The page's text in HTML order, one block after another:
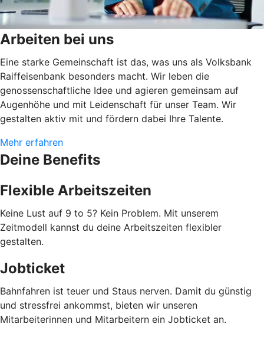
Arbeiten bei uns
Eine starke Gemeinschaft ist das, was uns als Volksbank
Raiffeisenbank besonders macht. Wir leben die
genossenschaftliche Idee und agieren gemeinsam auf
Augenhöhe und mit Leidenschaft für unser Team. Wir
gestalten aktiv mit und fördern dabei Ihre Talente.
Mehr erfahren
Deine Benefits
Flexible Arbeitszeiten
Keine Lust auf 9 to 5? Kein Problem. Mit unserem
Zeitmodell kannst du deine Arbeitszeiten flexibler
gestalten.
Jobticket
Bahnfahren ist teuer und Staus nerven. Damit du günstig
und stressfrei ankommst, bieten wir unseren
Mitarbeiterinnen und Mitarbeitern ein Jobticket an.